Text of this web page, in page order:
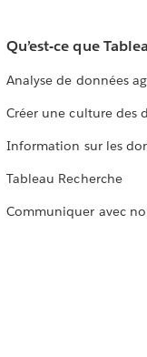
Qu’est-ce que
Analyse de données
Créer une culture des
Information sur les
Tableau Recherche
Communiquer avec